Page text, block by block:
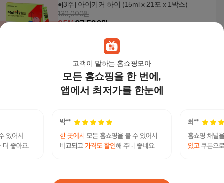
고객이 말하는 홈쇼핑모아
모든 홈쇼핑을 한 번에,
앱에서 최저가를 한눈에
●[3주] 아이키커 하이 (15ml x 21포 x 1박스)
130,000원
25%97,500원
정관장 아이키커 하이 15ml x 21포 x 2박스 (6주분)
FWS
233,740
정관장 아이키커 하이 15ml x 21포 x 8박스 (24주